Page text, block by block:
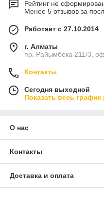
Рейтинг не
Менее 5 отзывов за
Работает с 27.10.2014
г. Алматы
пр. Райымбека 211/3,
Контакты
Сегодня выходной
Показать весь
О нас
Контакты
Доставка и оплата